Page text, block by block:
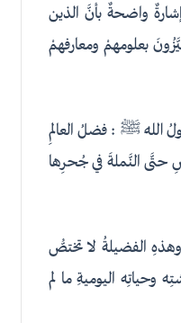
إشارةٌ واضحةٌ بأنَّ الذين
بعلومهمْ ومعارفهمْ
اللهِ ﷺ : فضلُ العالمِ
حتَّى النَّملةَ في جُحرِها
الفضيلةُ لا تختصُّ
اليوميةِ ما لم